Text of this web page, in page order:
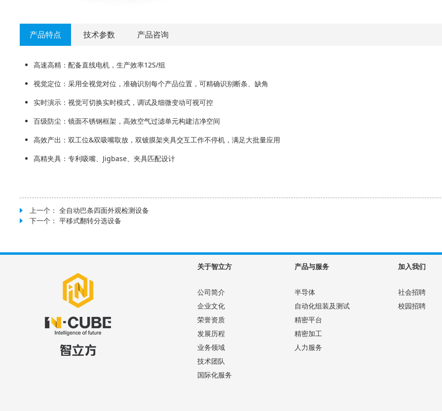
产品特点 技术参数 产品咨询
高速高精：配备直线电机，生产效率12S/组
视觉定位：采用全视觉对位，准确识别每个产品位置，可精确识别断条、缺角
实时演示：视觉可切换实时模式，调试及细微变动可视可控
百级防尘：镜面不锈钢框架，高效空气过滤单元构建洁净空间
高效产出：双工位&双吸嘴取放，双镀膜架夹具交互工作不停机，满足大批量应用
高精夹具：专利吸嘴、Jigbase、夹具匹配设计
上一个：全自动巴条四面外观检测设备
下一个：平移式翻转分选设备
关于智立方
公司简介
企业文化
荣誉资质
发展历程
业务领域
技术团队
国际化服务
产品与服务
半导体
自动化组装及测试
精密平台
精密加工
人力服务
加入我们
社会招聘
校园招聘